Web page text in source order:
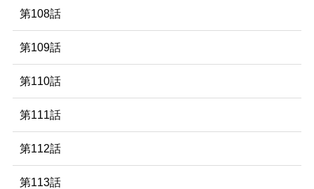
第108話
第109話
第110話
第111話
第112話
第113話